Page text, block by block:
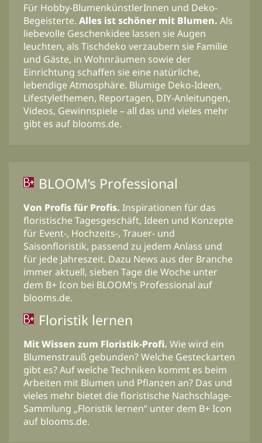
Für Hobby-BlumenkünstlerInnen und Deko-
Begeisterte. Alles ist schöner mit Blumen. Als
liebevolle Geschenkidee lassen sie Augen
leuchten, als Tischdeko verzaubern sie Familie
und Gäste, in Wohnräumen sowie der
Einrichtung schaffen sie eine natürliche,
lebendige Atmosphäre. Blumige Deko-Ideen,
Lifestylethemen, Reportagen, DIY-Anleitungen,
Videos, Gewinnspiele – all das und vieles mehr
gibt es auf blooms.de.
BLOOM’s Professional
Von Profis für Profis. Inspirationen für das
floristische Tagesgeschäft, Ideen und Konzepte
für Event-, Hochzeits-, Trauer- und
Saisonfloristik, passend zu jedem Anlass und
für jede Jahreszeit. Dazu News aus der Branche
immer aktuell, sieben Tage die Woche unter
dem B+ Icon bei BLOOM’s Professional auf
blooms.de.
Floristik lernen
Mit Wissen zum Floristik-Profi. Wie wird ein
Blumenstrauß gebunden? Welche Gesteckarten
gibt es? Auf welche Techniken kommt es beim
Arbeiten mit Blumen und Pflanzen an? Das und
vieles mehr bietet die floristische Nachschlage-
Sammlung „Floristik lernen“ unter dem B+ Icon
auf blooms.de.